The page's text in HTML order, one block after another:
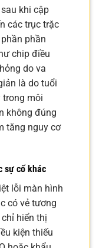
khi cập
các trục trặc
phần
chip điều
do va
là do tuổi
trong môi
không đúng
tăng nguy cơ
sự cố khác
lỗi màn hình
có vẻ tương
hiển thị
kiện thiếu